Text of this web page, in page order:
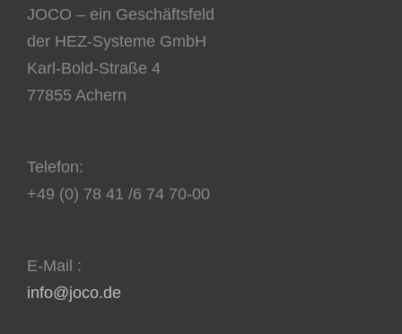
JOCO – ein Geschäftsfeld
der HEZ-Systeme GmbH
Karl-Bold-Straße 4
77855 Achern
Telefon:
+49 (0) 78 41 /6 74 70-00
E-Mail :
info@joco.de